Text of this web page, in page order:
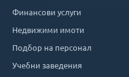
Финансови услуги
Недвижими имоти
Подбор на персонал
Учебни заведения